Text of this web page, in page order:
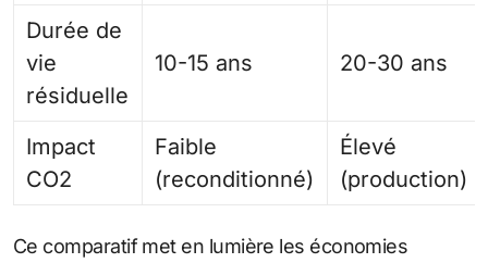
Durée de
vie
résiduelle
10-15 ans 20-30 ans
Impact
CO2
Faible
(reconditionné)
Élevé
(production)
Ce comparatif met en lumière les économies